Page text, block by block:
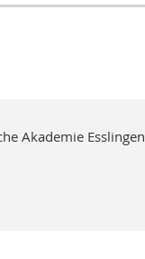
Akademie Esslingen